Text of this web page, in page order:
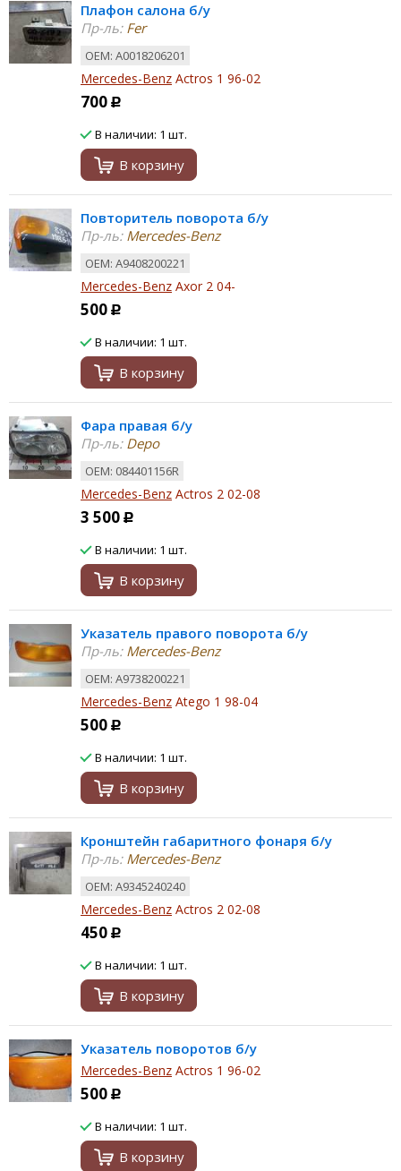
Плафон салона б/у
Пр-ль:Fer
ОЕМ: A0018206201
Mercedes-Benz Actros 1 96-02
700 Р
В наличии: 1 шт.
В корзину
Повторитель поворота б/у
Пр-ль:Mercedes-Benz
ОЕМ: A9408200221
Mercedes-Benz Axor 2 04-
500 Р
В наличии: 1 шт.
В корзину
Фара правая б/у
Пр-ль:Depo
ОЕМ: 084401156R
Mercedes-Benz Actros 2 02-08
3 500 Р
В наличии: 1 шт.
В корзину
Указатель правого поворота б/у
Пр-ль:Mercedes-Benz
ОЕМ: A9738200221
Mercedes-Benz Atego 1 98-04
500 Р
В наличии: 1 шт.
В корзину
Кронштейн габаритного фонаря б/у
Пр-ль:Mercedes-Benz
ОЕМ: A9345240240
Mercedes-Benz Actros 2 02-08
450 Р
В наличии: 1 шт.
В корзину
Указатель поворотов б/у
Mercedes-Benz Actros 1 96-02
500 Р
В наличии: 1 шт.
В корзину